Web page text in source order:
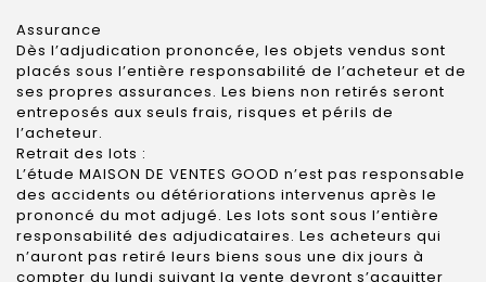
Assurance
Dès l’adjudication prononcée, les objets vendus sont
placés sous l’entière responsabilité de l’acheteur et de
ses propres assurances. Les biens non retirés seront
entreposés aux seuls frais, risques et périls de
l’acheteur.
Retrait des lots :
L’étude MAISON DE VENTES GOOD n’est pas responsable
des accidents ou détériorations intervenus après le
prononcé du mot adjugé. Les lots sont sous l’entière
responsabilité des adjudicataires. Les acheteurs qui
n’auront pas retiré leurs biens sous une dix jours à
compter du lundi suivant la vente devront s’acquitter